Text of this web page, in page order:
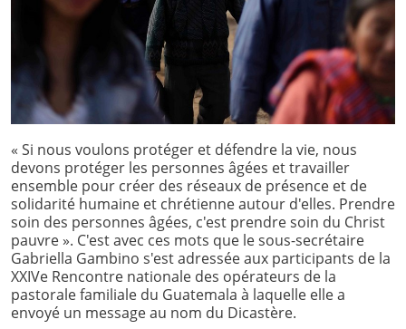
« Si nous voulons protéger et défendre la vie, nous
devons protéger les personnes âgées et travailler
ensemble pour créer des réseaux de présence et de
solidarité humaine et chrétienne autour d'elles. Prendre
soin des personnes âgées, c'est prendre soin du Christ
pauvre ». C'est avec ces mots que le sous-secrétaire
Gabriella Gambino s'est adressée aux participants de la
XXIVe Rencontre nationale des opérateurs de la
pastorale familiale du Guatemala à laquelle elle a
envoyé un message au nom du Dicastère.